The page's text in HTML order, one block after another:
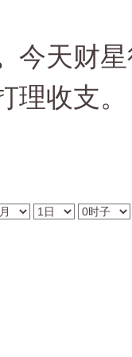
今天财
理收支。